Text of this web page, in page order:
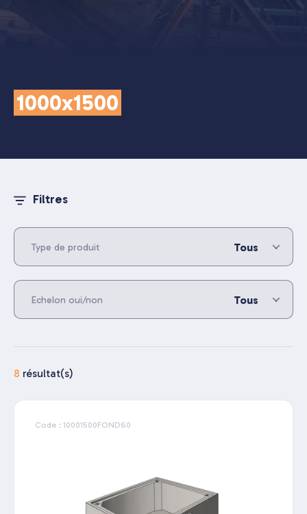
1000x1500
Filtres
Type de produit Tous
Echelon oui/non Tous
8 résultat(s)
Code : 10001500FOND60